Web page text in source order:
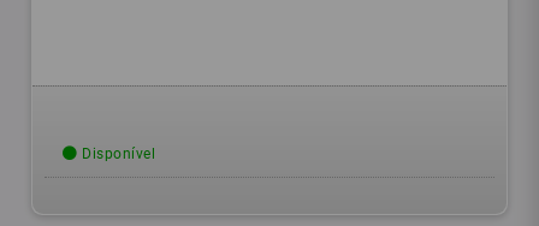
Disponível